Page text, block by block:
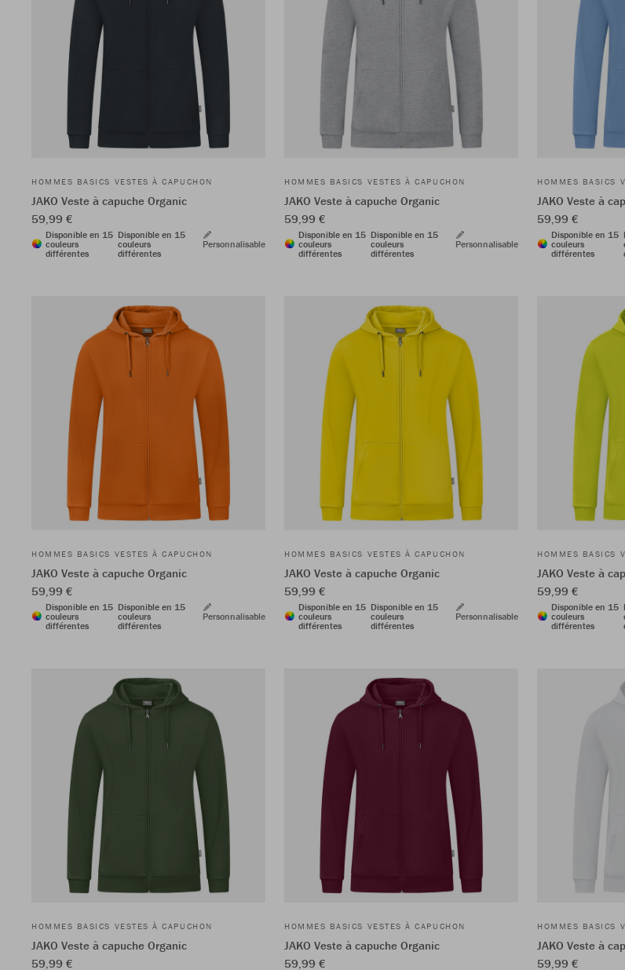
HOMMES BASICS VESTES À CAPUCHON
JAKO Veste à capuche Organic
59,99 €
Disponible en 15
couleurs
différentes
Disponible en 15
couleurs
différentes
Personnalisable
HOMMES BASICS VESTES À CAPUCHON
JAKO Veste à capuche Organic
59,99 €
Disponible en 15
couleurs
différentes
Disponible en 15
couleurs
différentes
Personnalisable
HOMMES BASICS
JAKO Veste à
59,99 €
Disponible en 15
couleurs
différentes
HOMMES BASICS VESTES À CAPUCHON
JAKO Veste à capuche Organic
59,99 €
Disponible en 15
couleurs
différentes
Disponible en 15
couleurs
différentes
Personnalisable
HOMMES BASICS VESTES À CAPUCHON
JAKO Veste à capuche Organic
59,99 €
Disponible en 15
couleurs
différentes
Disponible en 15
couleurs
différentes
Personnalisable
HOMMES BASICS
JAKO Veste à
59,99 €
Disponible en 15
couleurs
différentes
HOMMES BASICS VESTES À CAPUCHON
JAKO Veste à capuche Organic
59,99 €
HOMMES BASICS VESTES À CAPUCHON
JAKO Veste à capuche Organic
59,99 €
HOMMES BASICS
JAKO Veste à
59,99 €